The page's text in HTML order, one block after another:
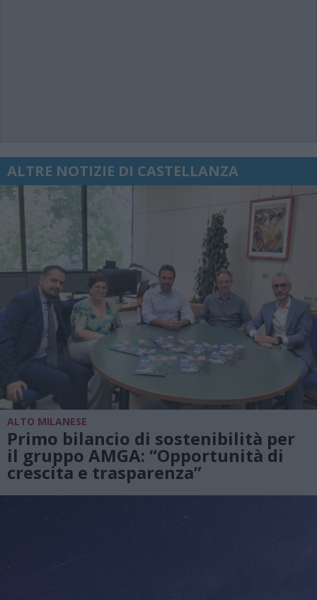
ALTRE NOTIZIE DI CASTELLANZA
ALTO MILANESE
Primo bilancio di sostenibilità per
il gruppo AMGA: “Opportunità di
crescita e trasparenza”